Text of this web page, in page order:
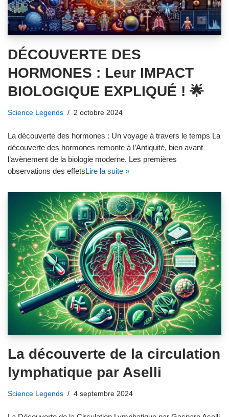
DÉCOUVERTE DES
HORMONES : Leur IMPACT
BIOLOGIQUE EXPLIQUÉ ! 🌟
Science Legends 2 octobre 2024
La découverte des hormones : Un voyage à travers le temps La
découverte des hormones remonte à l’Antiquité, bien avant
l’avènement de la biologie moderne. Les premières
observations des effetsLire la suite »
La découverte de la circulation
lymphatique par Aselli
Science Legends 4 septembre 2024